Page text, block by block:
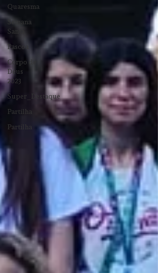
Quaresma
Semana
Santa
Pascoa
Corpo de
Deus
2023
Super_Destaque
Partilha
Partilha